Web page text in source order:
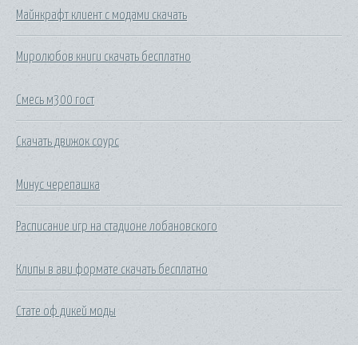
Майнкрафт клиент с модами скачать
Миролюбов книги скачать бесплатно
Смесь м300 гост
Скачать движок соурс
Минус черепашка
Расписание игр на стадионе лобановского
Клипы в ави формате скачать бесплатно
Стате оф дикей моды